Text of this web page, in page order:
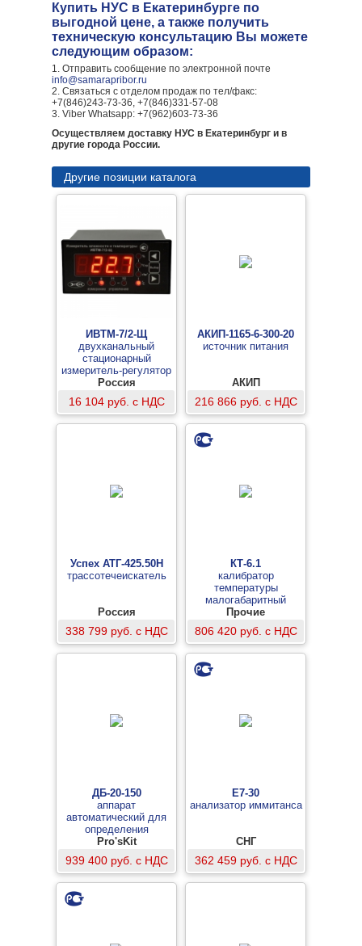
Купить НУС в Екатеринбурге по
выгодной цене, а также получить
техническую консультацию Вы можете
следующим образом:
1. Отправить сообщение по электронной почте
info@samarapribor.ru
2. Связаться с отделом продаж по тел/факс:
+7(846)243-73-36, +7(846)331-57-08
3. Viber Whatsapp: +7(962)603-73-36
Осуществляем доставку НУС в Екатеринбург и в
другие города России.
Другие позиции каталога
ИВТМ-7/2-Щ
двухканальный
стационарный
измеритель-регулятор
влажности и
температуры в щитовом
исполнении
(измерительный блок
Россия
16 104 руб. с НДС
АКИП-1165-6-300-20
источник питания
АКИП
216 866 руб. с НДС
Успех АТГ-425.50Н
трассотечеискатель
Россия
338 799 руб. с НДС
КТ-6.1
калибратор
температуры
малогабаритный
(-50...+160°C)
Прочие
806 420 руб. с НДС
ДБ-20-150
аппарат
автоматический для
определения
растяжимости
нефтебитумов
Pro'sKit
939 400 руб. с НДС
Е7-30
анализатор иммитанса
СНГ
362 459 руб. с НДС